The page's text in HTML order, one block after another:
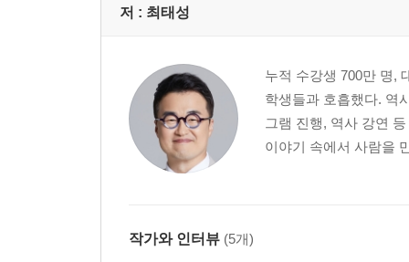
무신시대와 몽골의 침략 : 고려 역사의 분기점
원 간섭기와 공민왕의 개혁 : 혼란을 넘어 새 시대로
4장 조선시대
사림의 성장 : 유교 정신의 확산과 지방 선비들의
저 : 최태성
누적 수강생 700만 명,
학생들과 호흡했다. 역
그램 진행, 역사 강연
이야기 속에서 사람을
작가와 인터뷰 (5개)